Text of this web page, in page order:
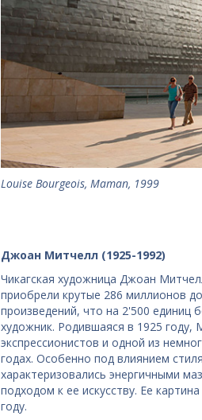
Louise Bourgeois, Maman, 1999
Джоан Митчелл (1925-1992)
Чикагская художница Джоан
приобрели крутые 286 миллионов
произведений, что на 2'500
художник. Родившаяся в 1925
экспрессионистов и одной из
годах. Особенно под влиянием
характеризовались энергичными
подходом к ее искусству. Ее
году.